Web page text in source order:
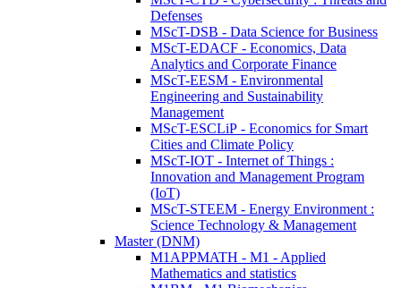
Defenses
MScT-DSB - Data Science for Business
MScT-EDACF - Economics, Data
Analytics and Corporate Finance
MScT-EESM - Environmental
Engineering and Sustainability
Management
MScT-ESCLiP - Economics for Smart
Cities and Climate Policy
MScT-IOT - Internet of Things :
Innovation and Management Program
(IoT)
MScT-STEEM - Energy Environment :
Science Technology & Management
Master (DNM)
M1APPMATH - M1 - Applied
Mathematics and statistics